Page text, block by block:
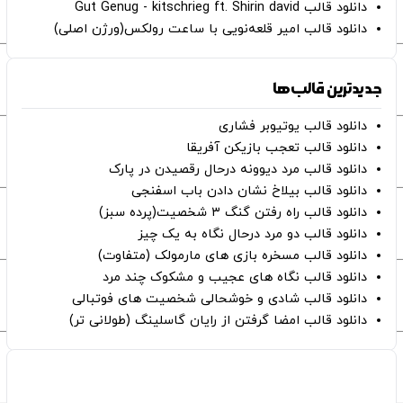
دانلود قالب Gut Genug - kitschrieg ft. Shirin david
دانلود قالب امیر قلعه‌نویی با ساعت رولکس(ورژن اصلی)
جدیدترین قالب‌ها
دانلود قالب یوتیوبر فشاری
دانلود قالب تعجب بازیکن آفریقا
دانلود قالب مرد دیوونه درحال رقصیدن در پارک
دانلود قالب بیلاخ نشان دادن باب اسفنجی
دانلود قالب راه رفتن گنگ ۳ شخصیت(پرده سبز)
دانلود قالب دو مرد درحال نگاه به یک چیز
دانلود قالب مسخره بازی های مارمولک (متفاوت)
دانلود قالب نگاه های عجیب و مشکوک چند مرد
دانلود قالب شادی و خوشحالی شخصیت های فوتبالی
دانلود قالب امضا گرفتن از رایان گاسلینگ (طولانی تر)